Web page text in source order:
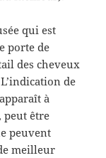
qui est
porte de
des cheveux
de
à
peut être
peuvent
meilleur